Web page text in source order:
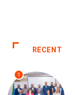
RECENT
1